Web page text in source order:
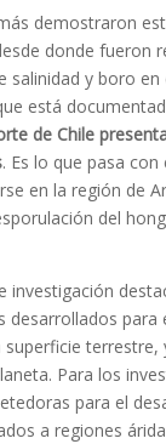
demostraron
donde fueron
salinidad y boro en
está
de Chile
. Es lo que pasa
en la región de
del
investigación
desarrollados
Para los
para el
a regiones